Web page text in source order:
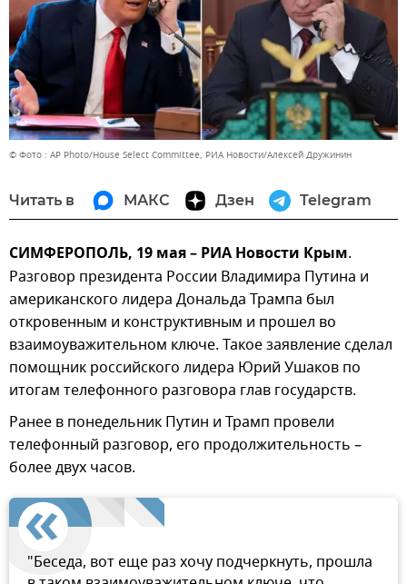
© Фото : AP Photo/House Select Committee, РИА Новости/Алексей Дружинин
Читать в МАКС Дзен Telegram
СИМФЕРОПОЛЬ, 19 мая – РИА Новости Крым.
Разговор президента России Владимира Путина и
американского лидера Дональда Трампа был
откровенным и конструктивным и прошел во
взаимоуважительном ключе. Такое заявление сделал
помощник российского лидера Юрий Ушаков по
итогам телефонного разговора глав государств.
Ранее в понедельник Путин и Трамп провели
телефонный разговор, его продолжительность –
более двух часов.
"Беседа, вот еще раз хочу подчеркнуть, прошла